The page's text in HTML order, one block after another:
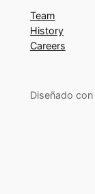
Team
History
Careers
Diseñado con